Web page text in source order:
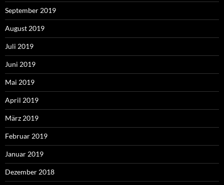
September 2019
August 2019
Juli 2019
Juni 2019
Mai 2019
April 2019
März 2019
Februar 2019
Januar 2019
Dezember 2018